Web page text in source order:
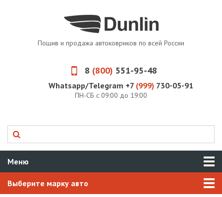
Пошив и продажа автоковриков по всей России
8 (800) 551-95-48
Whatsapp/Telegram +7 (999) 730-05-91
ПН-СБ с 09:00 до 19:00
Меню
Выберите марку авто